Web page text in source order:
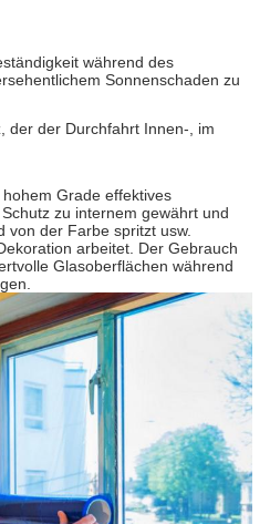
während des
Sonnenschaden zu
der der Durchfahrt Innen-, im
Grade effektives
zu internem gewährt und
von der Farbe spritzt usw.
arbeitet. Der Gebrauch
Glasoberflächen während